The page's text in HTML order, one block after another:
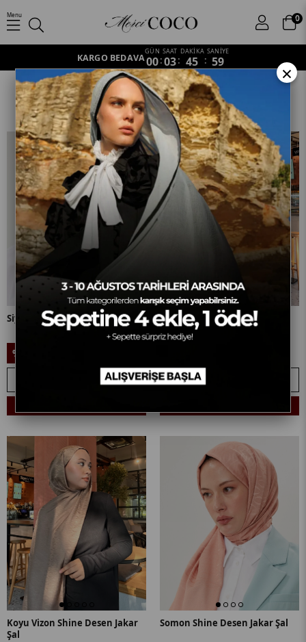
0
Menu
KARGO BEDAVA
GÜN
00:
SAAT
03:
DAKİKA
45 :
SANİYE
58
Shine Desen
Anasayfa Şal İpeksi Jakar Şal Shine Desen
Siyah Shine Desen Jakar Şal
%10
Füme Shine Desen Jakar Şal
Koyu Vizon Shine Desen Jakar
Şal
Somon Shine Desen Jakar Şal
×